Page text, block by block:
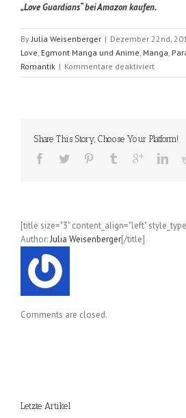
„Love Guardians“ bei Amazon kaufen.
By Julia Weisenberger | Dezember 22nd,
Love Egmont Manga und Anime Manga
Romantik | Kommentare deaktiviertfür
Love
Share This Story, Choose Your Platform!
[title size="3" content_align="left"
Author:Julia Weisenberger[/title]
Comments are closed.
Letzte Artikel